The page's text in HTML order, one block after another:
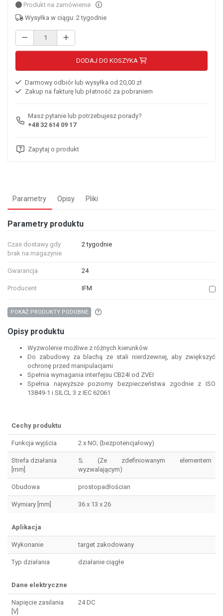
Produkt na zamówienie
Wysyłka w ciągu: 2 tygodnie
DODAJ DO KOSZYKA
Darmowy odbiór lub wysyłka od 20,00 zł
Zakup na fakturę lub płatność za pobraniem
Masz pytanie lub potrzebujesz porady?
+48 32 614 09 17
Zapytaj o produkt
Parametry Opisy Pliki
Parametry produktu
Czas dostawy gdy
brak na magazynie
2 tygodnie
Gwarancja 24
Producent IFM
POKAŻ PRODUKTY PODOBNE
Opisy produktu
Wyzwolenie możliwe z różnych kierunków
Do zabudowy za blachą ze stali nierdzewnej, aby zwiększyć
ochronę przed manipulacjami
Spełnia wymagania interfejsu CB24I od ZVEI
Spełnia najwyższe poziomy bezpieczeństwa zgodnie z ISO
13849-1 i SILCL 3 z IEC 62061
Cechy produktu
Funkcja wyjścia 2 x NO; (bezpotencjałowy)
Strefa działania
[mm]
5; (Ze zdefiniowanym elementem
wyzwalającym)
Obudowa prostopadłościan
Wymiary [mm] 36 x 13 x 26
Aplikacja
Wykonanie target zakodowany
Typ działania działanie ciągłe
Dane elektryczne
Napięcie zasilania
[V]
24 DC